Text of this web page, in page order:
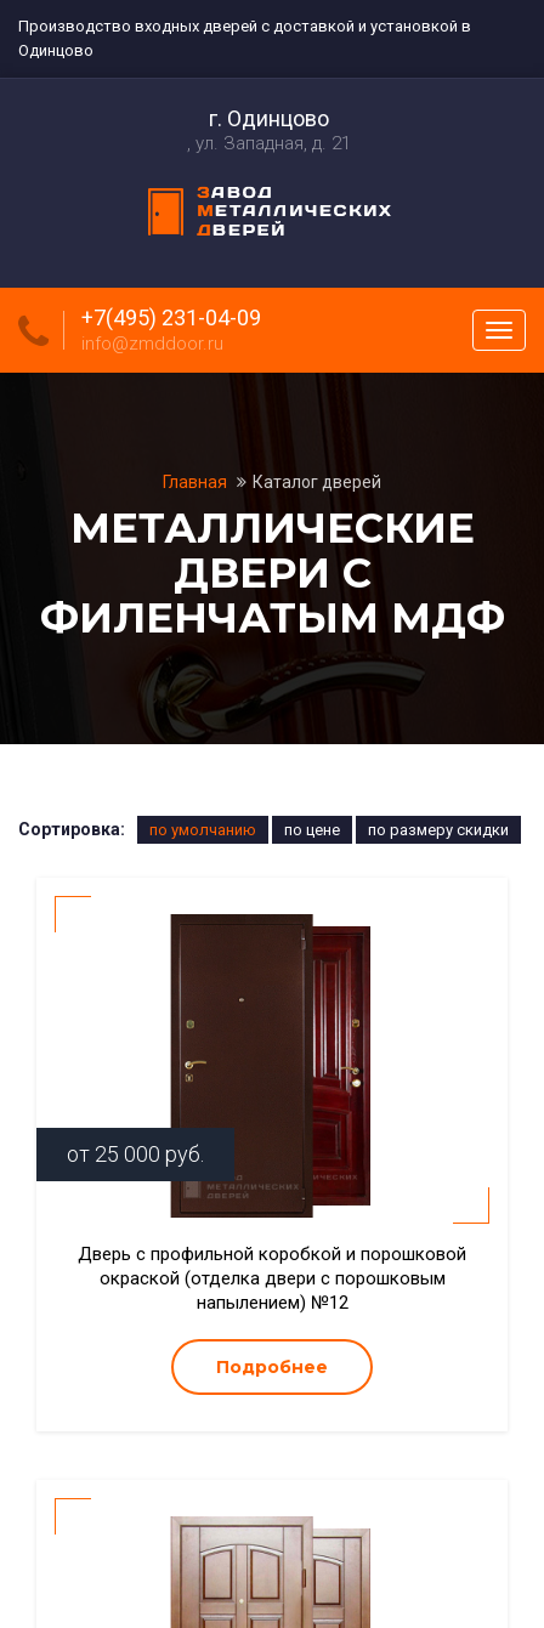
Производство входных дверей с доставкой и установкой в
Одинцово
г. Одинцово
ул. Западная, д. 21
меню
+7(495) 231-04-09
info@zmddoor.ru
Главная Каталог дверей
МЕТАЛЛИЧЕСКИЕ
ДВЕРИ С
ФИЛЕНЧАТЫМ МДФ
Сортировка: по умолчанию по цене по размеру скидки
от 25 000 руб.
Дверь с профильной коробкой и порошковой
окраской (отделка двери с порошковым
напылением) №12
Подробнее